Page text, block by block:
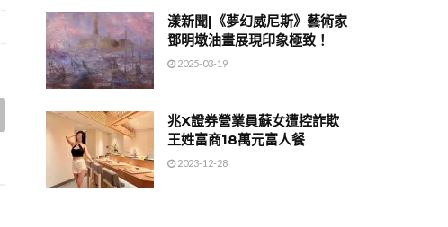
漾新聞|《夢幻威尼斯》藝術家
鄧明墩油畫展現印象極致！
2025-03-19
兆X證券營業員蘇女遭控詐欺
王姓富商18萬元富人餐
2023-12-28